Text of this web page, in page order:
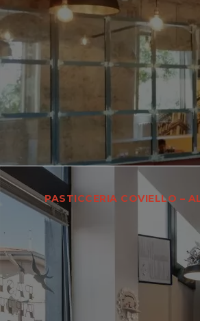
PASTICCERIA COVIELLO –